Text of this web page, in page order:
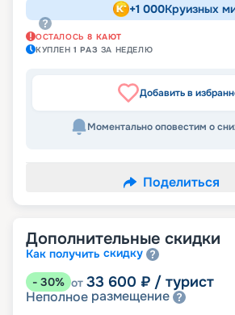
+1 000Круизных
ОСТАЛОСЬ 8 КАЮТ
КУПЛЕН1 РАЗ ЗА НЕДЕЛЮ
Добавить в
Моментально оповестим о
Поделиться
Дополнительные скидки
Как получить скидку
- 30% от 33 600 ₽ / турист
Неполное размещение